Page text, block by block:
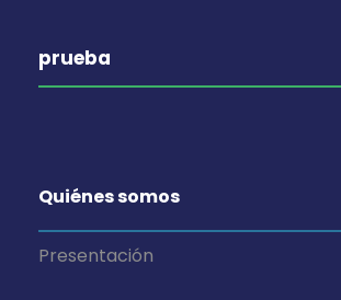
d
v
e
prueba
Quiénes somos
Presentación